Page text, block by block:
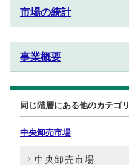
市場の統計
事業概要
同じ階層にある他のカテゴリ
中央卸売市場
中央卸売市場